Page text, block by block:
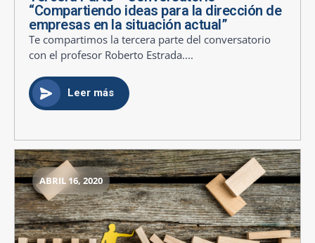
“Compartiendo ideas para la dirección de
empresas en la situación actual”
Te compartimos la tercera parte del conversatorio
con el profesor Roberto Estrada....
Leer más
ABRIL 16, 2020